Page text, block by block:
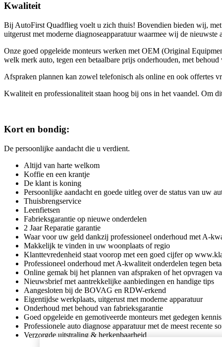
Kwaliteit
Bij AutoFirst Quadflieg voelt u zich thuis! Bovendien bieden wij,
uitgerust met moderne diagnoseapparatuur waarmee wij de
Onze goed opgeleide monteurs werken met OEM (Original
welk merk auto, tegen een betaalbare prijs onderhouden, met
Afspraken plannen kan zowel telefonisch als online en ook offertes
Kwaliteit en professionaliteit staan hoog bij ons in het vaandel. Om
Kort en bondig:
De persoonlijke aandacht die u verdient.
Altijd van harte welkom
Koffie en een krantje
De klant is koning
Persoonlijke aandacht en goede uitleg over de status van uw
Thuisbrengservice
Leenfietsen
Fabrieksgarantie op nieuwe onderdelen
2 Jaar Reparatie garantie
Waar voor uw geld dankzij professioneel onderhoud met A-
Makkelijk te vinden in uw woonplaats of regio
Klanttevredenheid staat voorop met een goed cijfer op
Professioneel onderhoud met A-kwaliteit onderdelen tegen
Online gemak bij het plannen van afspraken of het opvragen
Nieuwsbrief met aantrekkelijke aanbiedingen en handige tips
Aangesloten bij de BOVAG en RDW-erkend
Eigentijdse werkplaats, uitgerust met moderne apparatuur
Onderhoud met behoud van fabrieksgarantie
Goed opgeleide en gemotiveerde monteurs met gedegen
Professionele auto diagnose apparatuur met de meest recente
Verzorgde uitstraling & herkenbaarheid